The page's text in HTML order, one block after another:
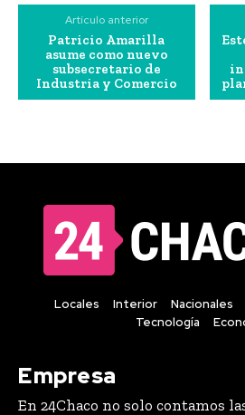
Artículo anterior
Patricio Amarilla
asume como nuevo
subsecretario de
Industria y Comercio
Locales Interior Nacionales
Tecnología
Empresa
En 24Chaco no solo contamos